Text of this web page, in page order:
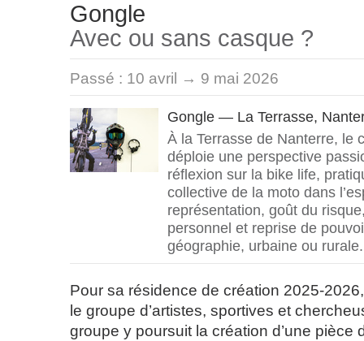
Gongle
Avec ou sans casque ?
Passé : 10 avril → 9 mai 2026
Gongle — La Terrasse,
À la Terrasse de Nanterre, le
déploie une perspective
réflexion sur la bike life,
collective de la moto dans
représentation, goût du
personnel et reprise de
géographie, urbaine ou rurale.
Pour sa résidence de création 2025-
le groupe d’artistes, sportives et
groupe y poursuit la création d’une pièce